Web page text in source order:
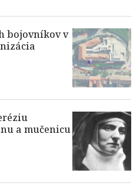
bojovníkov v
a mučenicu